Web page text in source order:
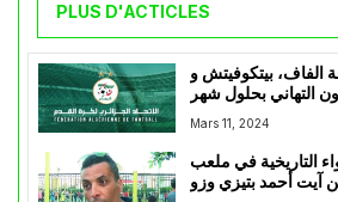
PLUS D'ACTICLES
بيتكوفيتش و
التهاني بحلول شهر
رمضان
Mars 11, 2024
التاريخية في ملعب
آيت أحمد بتيزي وزو